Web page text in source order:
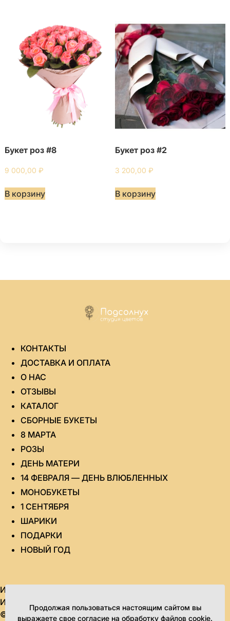
Букет роз #8
9 000,00 ₽
В корзину
Букет роз #2
3 200,00 ₽
В корзину
КОНТАКТЫ
ДОСТАВКА И ОПЛАТА
О НАС
ОТЗЫВЫ
КАТАЛОГ
СБОРНЫЕ БУКЕТЫ
8 МАРТА
РОЗЫ
ДЕНЬ МАТЕРИ
14 ФЕВРАЛЯ — ДЕНЬ ВЛЮБЛЕННЫХ
МОНОБУКЕТЫ
1 СЕНТЯБРЯ
ШАРИКИ
ПОДАРКИ
НОВЫЙ ГОД
ИП Яровикова Татьяна Юрьевна
ИНН 434580995851 ОГРН 315435000020964
© 2010-2026. Все права защищены.
Продолжая пользоваться настоящим сайтом вы
выражаете свое согласие на обработку файлов cookie.